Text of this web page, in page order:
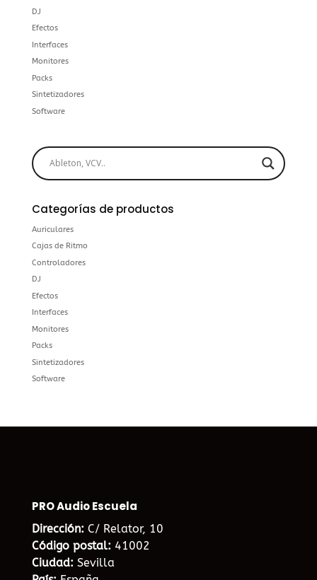
DJ
Efectos
Interfaces
Monitores
Packs
Sintetizadores
Software
Categorías de productos
Auriculares
Cajas de Ritmo
Controladores
DJ
Efectos
Interfaces
Monitores
Packs
Sintetizadores
Software
PRO Audio Escuela
Dirección: C/ Relator, 10
Código postal: 41002
Ciudad: Sevilla